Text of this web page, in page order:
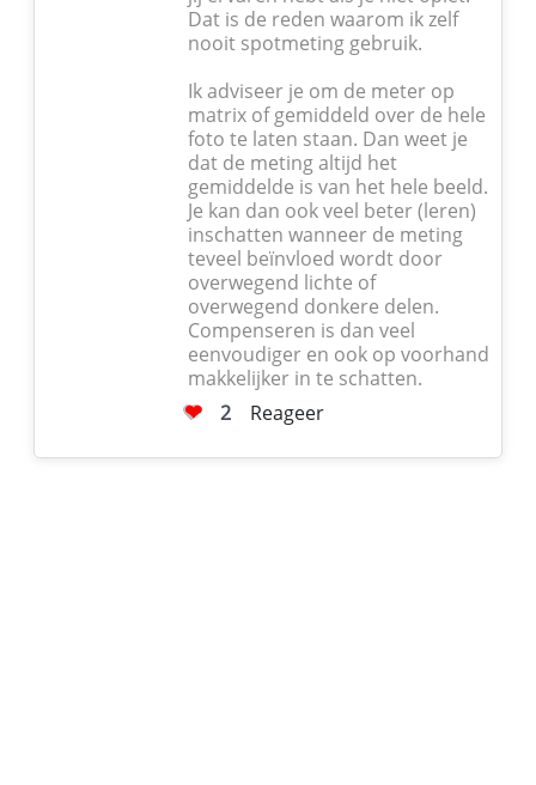
Dat is de reden waarom ik zelf
nooit spotmeting gebruik.
Ik adviseer je om de meter op
matrix of gemiddeld over de hele
foto te laten staan. Dan weet je
dat de meting altijd het
gemiddelde is van het hele beeld.
Je kan dan ook veel beter (leren)
inschatten wanneer de meting
teveel beïnvloed wordt door
overwegend lichte of
overwegend donkere delen.
Compenseren is dan veel
eenvoudiger en ook op voorhand
makkelijker in te schatten.
2
Reageer